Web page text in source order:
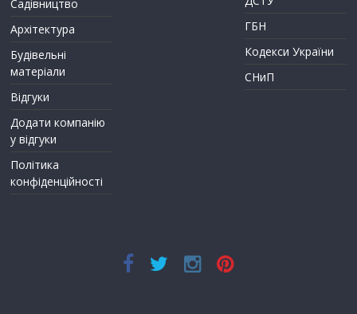
Садівництво
Архітектура
Будівельні
матеріали
Відгуки
Додати компанію
у відгуки
Політика
конфіденційності
ГБН
Кодекси України
СНиП